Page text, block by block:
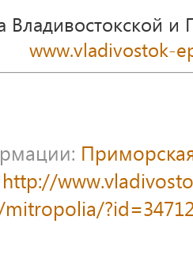
Владивостокской
www.vladivostok-
http://